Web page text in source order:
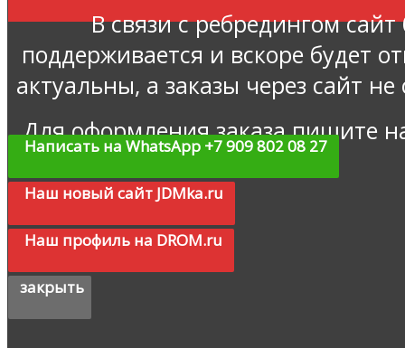
В связи с ребредингом
поддерживается и вскоре будет
актуальны, а заказы через сайт
Для оформления заказа пишите
Написать на WhatsApp +7 909 802 08 27
Наш новый сайт JDMka.ru
Наш профиль на DROM.ru
закрыть